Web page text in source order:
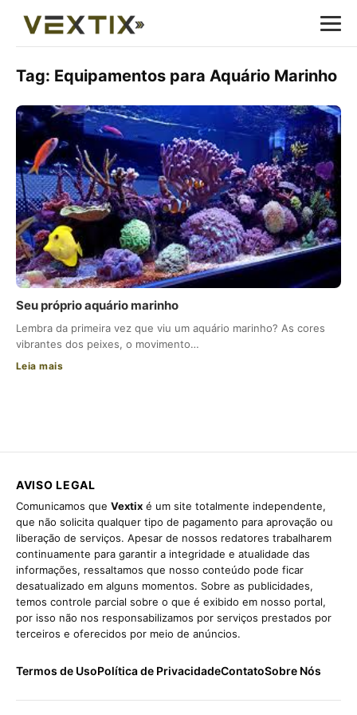
Tag: Equipamentos para Aquário Marinho
Seu próprio aquário marinho
Lembra da primeira vez que viu um aquário marinho? As cores
vibrantes dos peixes, o movimento…
Leia mais
AVISO LEGAL
Comunicamos que Vextix é um site totalmente independente,
que não solicita qualquer tipo de pagamento para aprovação ou
liberação de serviços. Apesar de nossos redatores trabalharem
continuamente para garantir a integridade e atualidade das
informações, ressaltamos que nosso conteúdo pode ficar
desatualizado em alguns momentos. Sobre as publicidades,
temos controle parcial sobre o que é exibido em nosso portal,
por isso não nos responsabilizamos por serviços prestados por
terceiros e oferecidos por meio de anúncios.
Termos de UsoPolítica de PrivacidadeContatoSobre Nós